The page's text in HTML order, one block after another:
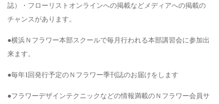
誌）・フローリストオンラインへの掲載などメディアへの掲載の
チャンスがあります。
●横浜Ｎフラワー本部スクールで毎月行われる本部講習会に参加出
来ます。
●毎年1回発行予定のＮフラワー季刊誌のお届けをします
●フラワーデザインテクニックなどの情報満載のＮフラワー会員サ